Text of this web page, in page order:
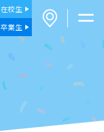
在校生
卒業生